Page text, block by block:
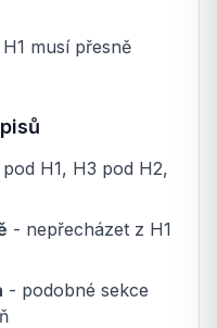
musí přesně
H1, H3 pod H2,
- nepřecházet z H1
- podobné sekce